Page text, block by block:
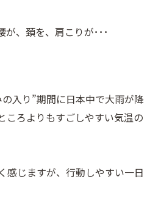
、頚を、肩こりが･･･
入り”期間に日本中で大雨が降
ころよりもすごしやすい気温の
感じますが、行動しやすい一日